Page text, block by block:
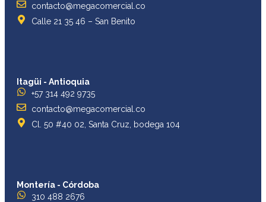
contacto@megacomercial.co
Calle 21 35 46 – San Benito
Itagüí - Antioquia
+57 314 492 9735
contacto@megacomercial.co
Cl. 50 #40 02, Santa Cruz, bodega 104
Montería - Córdoba
310 488 2676